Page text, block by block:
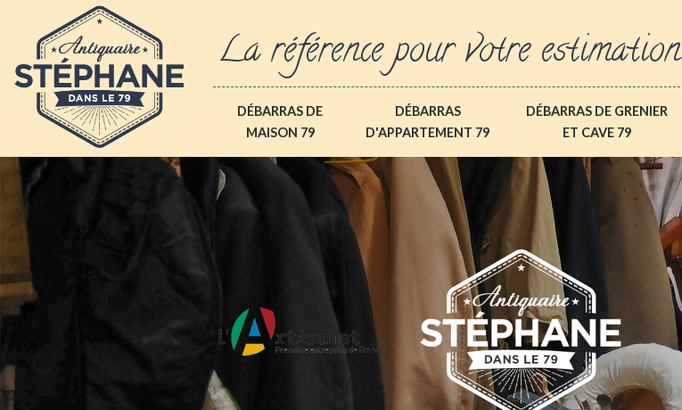
La référence pour votre estimation
DÉBARRAS DE
MAISON 79
DÉBARRAS
D'APPARTEMENT 79
DÉBARRAS DE GRENIER
ET CAVE 79